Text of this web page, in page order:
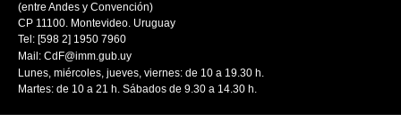
(entre Andes y Convención)
CP 11100. Montevideo. Uruguay
Tel: [598 2] 1950 7960
Mail: CdF@imm.gub.uy
Lunes, miércoles, jueves, viernes: de 10 a 19.30 h.
Martes: de 10 a 21 h. Sábados de 9.30 a 14.30 h.